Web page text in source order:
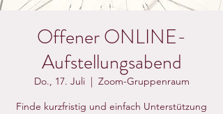
Offener ONLINE-
Aufstellungsabend
Do., 17. Juli
  |
Zoom-Gruppenraum
Finde kurzfristig und einfach Unterstützung